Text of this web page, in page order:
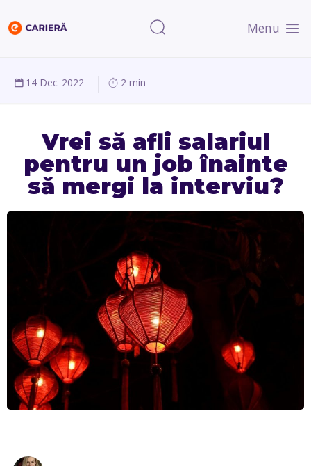
Menu
14 Dec. 2022 2 min
Vrei să afli salariul
pentru un job înainte
să mergi la interviu?